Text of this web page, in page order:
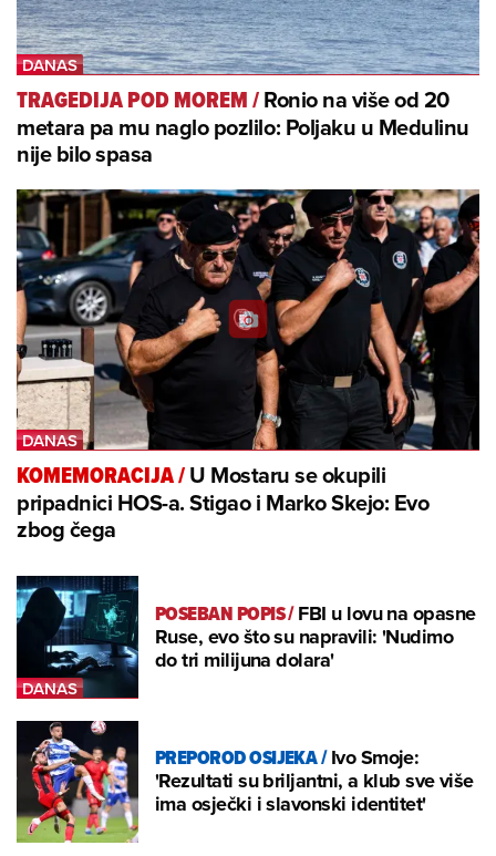
TRAGEDIJA POD MOREM/Ronio na više od 20
metara pa mu naglo pozlilo: Poljaku u Medulinu
nije bilo spasa
KOMEMORACIJA/U Mostaru se okupili
pripadnici HOS-a. Stigao i Marko Skejo: Evo
zbog čega
POSEBAN POPIS/FBI u lovu na opasne
Ruse, evo što su napravili: 'Nudimo
do tri milijuna dolara'
PREPOROD OSIJEKA/Ivo Smoje:
'Rezultati su briljantni, a klub sve više
ima osječki i slavonski identitet'